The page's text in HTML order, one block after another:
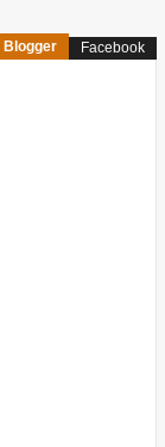
Blogger Facebook